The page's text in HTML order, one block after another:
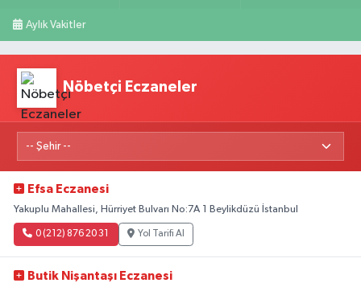
Aylık Vakitler
Nöbetçi Eczaneler
Efsa Eczanesi
Yakuplu Mahallesi, Hürriyet Bulvarı No:7A 1 Beylikdüzü İstanbul
0 (212) 876 20 31 Yol Tarifi Al
Butik Nişantaşı Eczanesi